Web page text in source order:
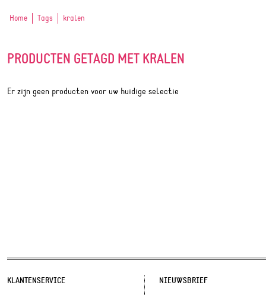
Home Tags kralen
PRODUCTEN GETAGD MET KRALEN
Er zijn geen producten voor uw huidige selectie
KLANTENSERVICE NIEUWSBRIEF